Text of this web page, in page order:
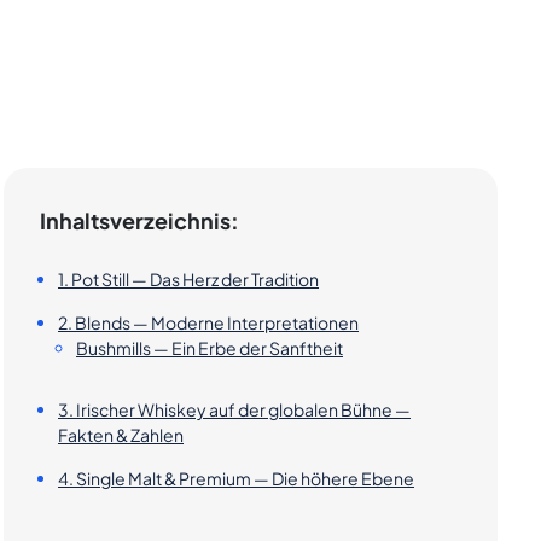
Inhaltsverzeichnis:
1. Pot Still — Das Herz der Tradition
2. Blends — Moderne Interpretationen
Bushmills — Ein Erbe der Sanftheit
3. Irischer Whiskey auf der globalen Bühne —
Fakten & Zahlen
4. Single Malt & Premium — Die höhere Ebene